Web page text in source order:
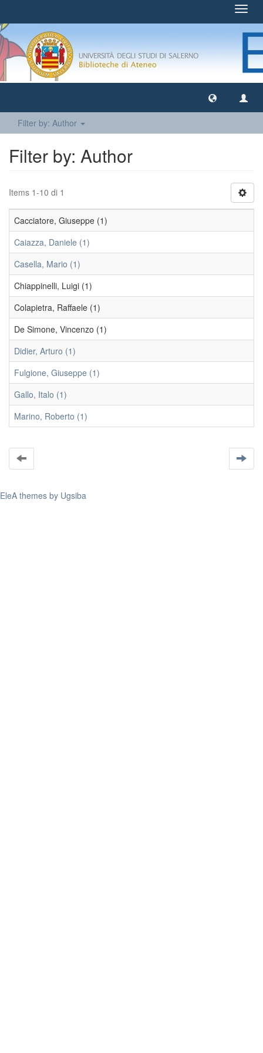
Filter by: Author
Filter by: Author
Items 1-10 di 1
Cacciatore, Giuseppe (1)
Caiazza, Daniele (1)
Casella, Mario (1)
Chiappinelli, Luigi (1)
Colapietra, Raffaele (1)
De Simone, Vincenzo (1)
Didier, Arturo (1)
Fulgione, Giuseppe (1)
Gallo, Italo (1)
Marino, Roberto (1)
EleA themes by Ugsiba